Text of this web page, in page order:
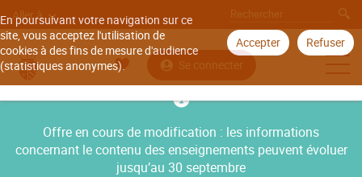
En poursuivant votre navigation sur ce
site, vous acceptez l'utilisation de
cookies à des fins de mesure d'audience
(statistiques anonymes).
Accepter Refuser
Aller à
Se connecter
Offre en cours de modification : les informations
concernant le contenu des enseignements peuvent évoluer
jusqu’au 30 septembre